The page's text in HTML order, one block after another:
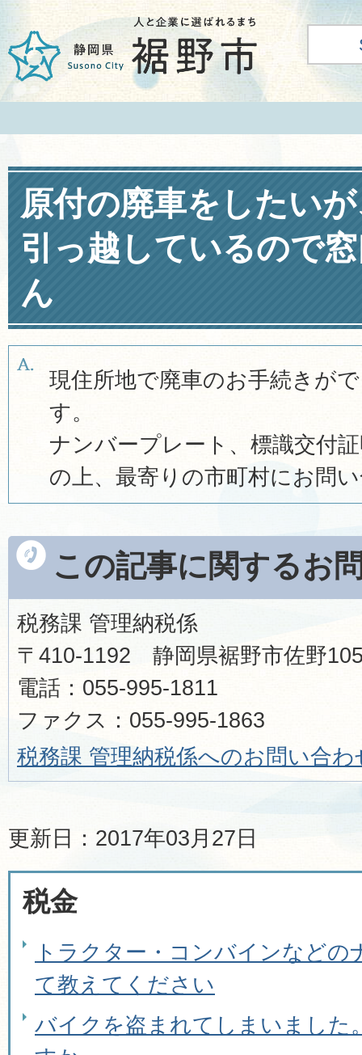
原付の廃車をしたい
引っ越しているので
ん
現住所地で廃車のお手続きが
す。
ナンバープレート、標識交付
の上、最寄りの市町村にお問
この記事に関するお
税務課 管理納税係
〒410-1192 静岡県裾野市佐野
電話：055-995-1811
ファクス：055-995-1863
税務課 管理納税係へのお問い合わ
更新日：2017年03月27日
税金
トラクター・コンバインなどの
て教えてください
バイクを盗まれてしまいました